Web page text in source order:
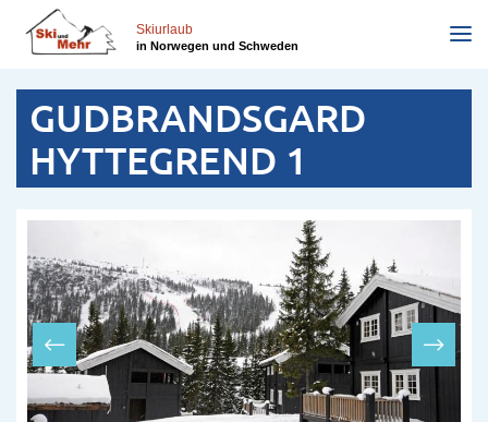
zum
Inhalt
Skiurlaub
in Norwegen und Schweden
GUDBRANDSGARD
HYTTEGREND 1